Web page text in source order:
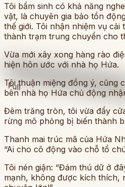
Full
Tôi bẩm sinh có khả năng
vật, là chuyên gia bảo tồn
thế giới. Tôi nhận nhiệm vụ cải
thành trạm trung chuyển cho
Vừa mới xây xong hàng rào
hiện hôn ước với nhà họ Hứa.
Tôi thuận miệng đồng ý, cũng
bên nhà họ Hứa chủ động
Đêm trăng tròn, tôi vừa đẩy
rừng mô phỏng bị biến thành
Thanh mai trúc mã của Hứa
“Ai cho cô động vào chỗ tổ
Tôi nén giận: “Đám thú dữ ở
mạnh, không được kích thích,